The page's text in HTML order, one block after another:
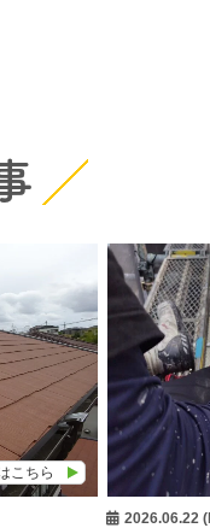
こちら
2026.06.22